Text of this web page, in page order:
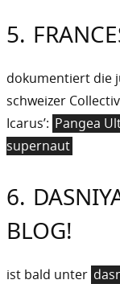
5.
dokumentiert die
schweizer
Icarus’: Pangea
supernaut
6.
BLOG!
ist bald unter